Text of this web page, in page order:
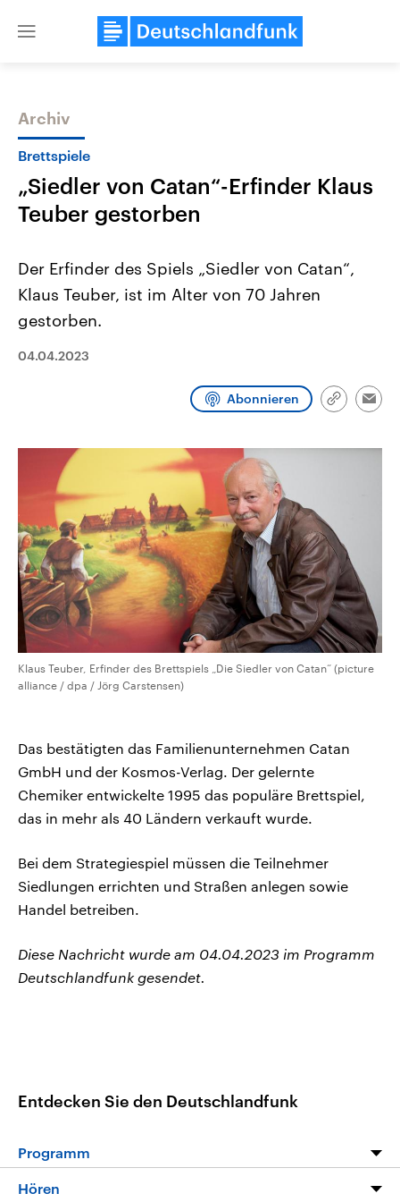
Close
Themen
Landtagswahl Sachsen-Anhalt
2026
Sachsen-Anhalt wählt am 6.
Bundesland von einer Koalition aus
und Hintergründe zu den Parteien
und Kandidaten der anstehenden
den mächtigsten Ländern
mit großem Einfluss auf
aktuelle Weltgeschehen.
Sendungen Programm Podcasts
Audio-Archiv
Archiv
Brettspiele
„Siedler von Catan“-Erfinder Klaus
Teuber gestorben
Der Erfinder des Spiels „Siedler von Catan“,
Klaus Teuber, ist im Alter von 70 Jahren
gestorben.
04.04.2023
Abonnieren
Link
Klaus Teuber, Erfinder des Brettspiels „Die Siedler von Catan“ (picture
alliance / dpa / Jörg Carstensen)
Das bestätigten das Familienunternehmen Catan
GmbH und der Kosmos-Verlag. Der gelernte
Chemiker entwickelte 1995 das populäre Brettspiel,
das in mehr als 40 Ländern verkauft wurde.
Bei dem Strategiespiel müssen die Teilnehmer
Siedlungen errichten und Straßen anlegen sowie
Handel betreiben.
Diese Nachricht wurde am 04.04.2023 im Programm
Deutschlandfunk gesendet.
Entdecken Sie den Deutschlandfunk
Programm
Programm
Hören